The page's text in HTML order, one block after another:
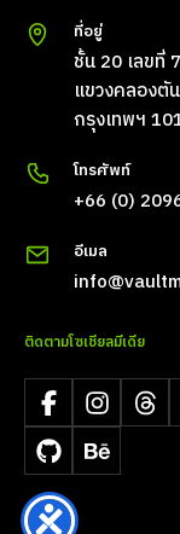
ที่อยู่
ชั้น 20 เลขที่
แขวงคลองตั
กรุงเทพฯ
โทรศัพท์
+66 (0)
อีเมล
ติดตามโซเชียลมีเดีย
FacebookInstagram
GitHubBehance